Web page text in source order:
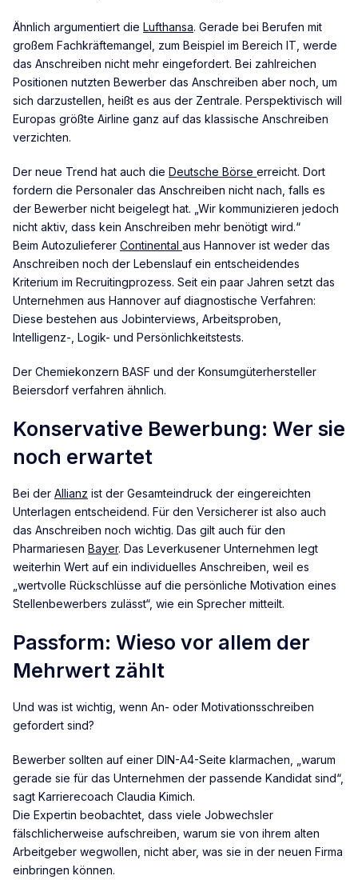
Ähnlich argumentiert die Lufthansa. Gerade bei Berufen mit
großem Fachkräftemangel, zum Beispiel im Bereich IT, werde
das Anschreiben nicht mehr eingefordert. Bei zahlreichen
Positionen nutzten Bewerber das Anschreiben aber noch, um
sich darzustellen, heißt es aus der Zentrale. Perspektivisch will
Europas größte Airline ganz auf das klassische Anschreiben
verzichten.
Der neue Trend hat auch die Deutsche Börse erreicht. Dort
fordern die Personaler das Anschreiben nicht nach, falls es
der Bewerber nicht beigelegt hat. „Wir kommunizieren jedoch
nicht aktiv, dass kein Anschreiben mehr benötigt wird.“
Beim Autozulieferer Continental aus Hannover ist weder das
Anschreiben noch der Lebenslauf ein entscheidendes
Kriterium im Recruitingprozess. Seit ein paar Jahren setzt das
Unternehmen aus Hannover auf diagnostische Verfahren:
Diese bestehen aus Jobinterviews, Arbeitsproben,
Intelligenz-, Logik- und Persönlichkeitstests.
Der Chemiekonzern BASF und der Konsumgüterhersteller
Beiersdorf verfahren ähnlich.
Konservative Bewerbung: Wer sie
noch erwartet
Bei der Allianz ist der Gesamteindruck der eingereichten
Unterlagen entscheidend. Für den Versicherer ist also auch
das Anschreiben noch wichtig. Das gilt auch für den
Pharmariesen Bayer. Das Leverkusener Unternehmen legt
weiterhin Wert auf ein individuelles Anschreiben, weil es
„wertvolle Rückschlüsse auf die persönliche Motivation eines
Stellenbewerbers zulässt“, wie ein Sprecher mitteilt.
Passform: Wieso vor allem der
Mehrwert zählt
Und was ist wichtig, wenn An- oder Motivationsschreiben
gefordert sind?
Bewerber sollten auf einer DIN-A4-Seite klarmachen, „warum
gerade sie für das Unternehmen der passende Kandidat sind“,
sagt Karrierecoach Claudia Kimich.
Die Expertin beobachtet, dass viele Jobwechsler
fälschlicherweise aufschreiben, warum sie von ihrem alten
Arbeitgeber wegwollen, nicht aber, was sie in der neuen Firma
einbringen können.